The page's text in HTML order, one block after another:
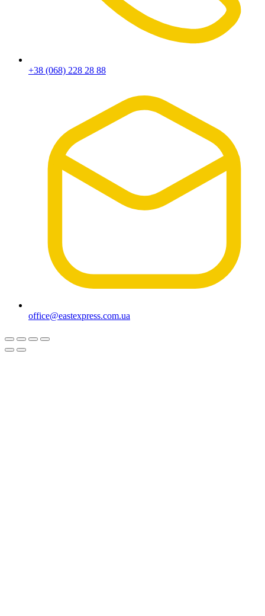
+38 (068) 228 28 88
office@eastexpress.com.ua